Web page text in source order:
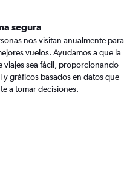
segura
nos visitan anualmente para
vuelos. Ayudamos a que la
viajes sea fácil, proporcionando
gráficos basados en datos que
a tomar decisiones.